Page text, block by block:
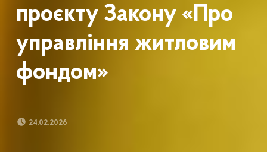
проєкту Закону «Про
управління житловим
фондом»
POSTED ON:
24.02.2026